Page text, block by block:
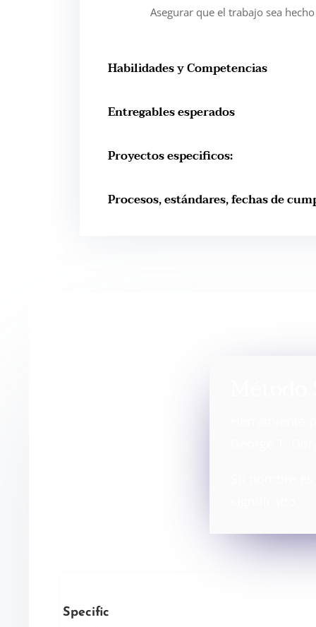
Asegurar que el trabajo sea hecho
Habilidades y Competencias
Entregables esperados
Proyectos especificos:
Procesos, estándares, fechas de
Specific